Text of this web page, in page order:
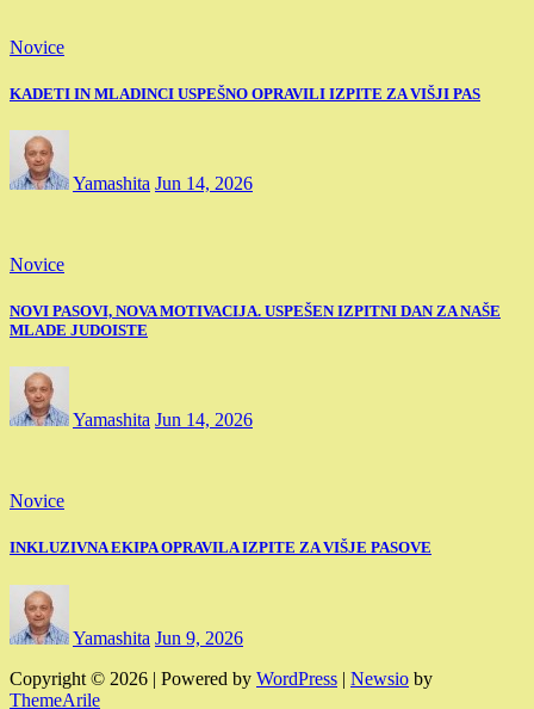
Novice
KADETI IN MLADINCI USPEŠNO OPRAVILI IZPITE ZA VIŠJI PAS
Yamashita Jun 14, 2026
Novice
NOVI PASOVI, NOVA MOTIVACIJA. USPEŠEN IZPITNI DAN ZA NAŠE
MLADE JUDOISTE
Yamashita Jun 14, 2026
Novice
INKLUZIVNA EKIPA OPRAVILA IZPITE ZA VIŠJE PASOVE
Yamashita Jun 9, 2026
Copyright © 2026 | Powered by WordPress | Newsio by
ThemeArile